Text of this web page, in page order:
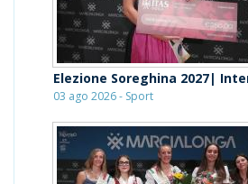
Elezione Soreghina 2027|
03 ago 2026 - Sport